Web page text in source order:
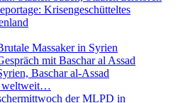
Krisengeschütteltes
Massaker in Syrien
mit Baschar al Assad
Baschar al-Assad
weltweit…
der MLPD in